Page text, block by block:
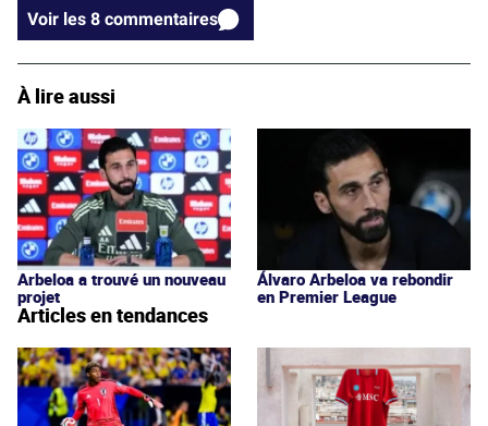
Voir les 8 commentaires
À lire aussi
Arbeloa a trouvé un nouveau
projet
Álvaro Arbeloa va rebondir
en Premier League
Articles en tendances